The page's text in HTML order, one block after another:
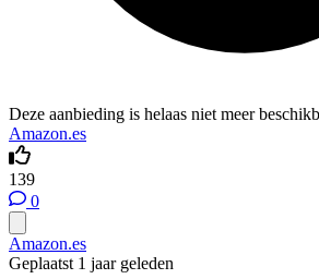
Deze aanbieding is helaas niet meer
Amazon.es
139
0
Amazon.es
Geplaatst 1 jaar geleden